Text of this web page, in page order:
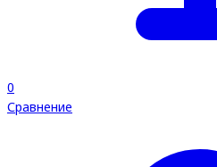
0
Сравнение